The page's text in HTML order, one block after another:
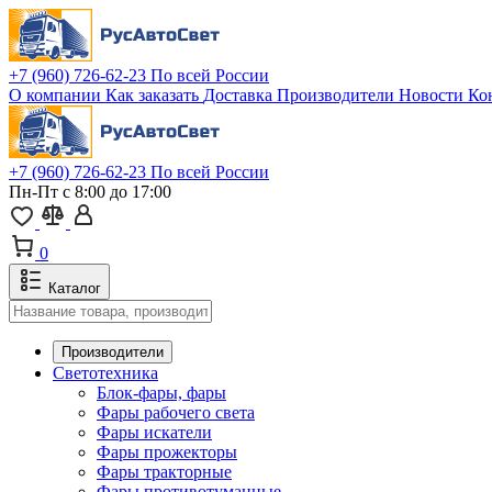
+7 (960) 726-62-23 По всей России
О компании Как заказать Доставка Производители Новости
+7 (960) 726-62-23 По всей России
Пн-Пт с 8:00 до 17:00
0
Каталог
Производители
Светотехника
Блок-фары, фары
Фары рабочего света
Фары искатели
Фары прожекторы
Фары тракторные